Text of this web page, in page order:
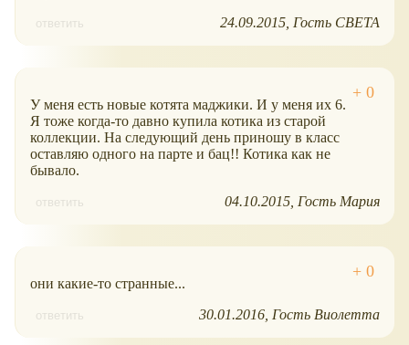
ответить 24.09.2015 Гость СВЕТА
У меня есть новые котята маджики. И у меня их 6.
Я тоже когда-то давно купила котика из старой
коллекции. На следующий день приношу в класс
оставляю одного на парте и бац!! Котика как не
бывало.
ответить 04.10.2015 Гость Мария
они какие-то странные...
ответить 30.01.2016 Гость Виолетта